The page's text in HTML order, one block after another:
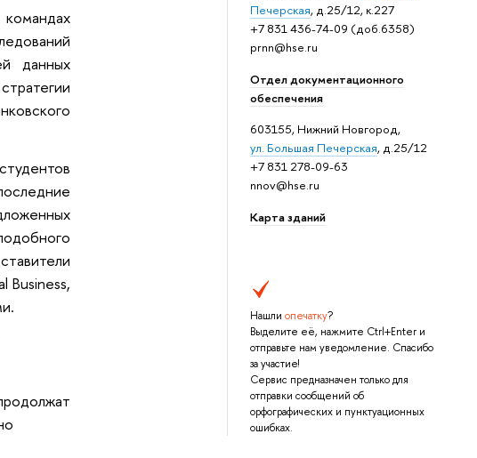
Печерская, д.25/12, к.227
+7 831 436-74-09 (доб.6358)
prnn@hse.ru
Отдел документационного
обеспечения
603155, Нижний Новгород,
ул. Большая Печерская, д.25/12
+7 831 278-09-63
nnov@hse.ru
Карта зданий
Нашли опечатку?
Выделите её, нажмите Ctrl+Enter и
отправьте нам уведомление. Спасибо
за участие!
Сервис предназначен только для
отправки сообщений об
орфографических и пунктуационных
ошибках.
данных
Business,